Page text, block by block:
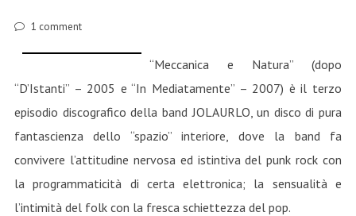
1 comment
“Meccanica e Natura” (dopo
“D’Istanti” – 2005 e “In Mediatamente” – 2007) è il terzo
episodio discografico della band JOLAURLO, un disco di pura
fantascienza dello “spazio” interiore, dove la band fa
convivere l’attitudine nervosa ed istintiva del punk rock con
la programmaticità di certa elettronica; la sensualità e
l’intimità del folk con la fresca schiettezza del pop.